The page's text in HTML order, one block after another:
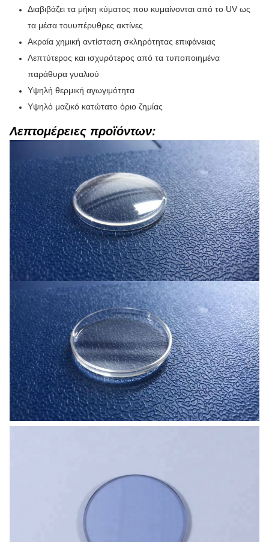
Διαβιβάζει τα μήκη κύματος που κυμαίνονται από το UV ως
τα μέσα τουυπέρυθρες ακτίνες
Ακραία χημική αντίσταση σκληρότητας επιφάνειας
Λεπτύτερος και ισχυρότερος από τα τυποποιημένα
παράθυρα γυαλιού
Υψηλή θερμική αγωγιμότητα
Υψηλό μαζικό κατώτατο όριο ζημίας
Λεπτομέρειες προϊόντων: